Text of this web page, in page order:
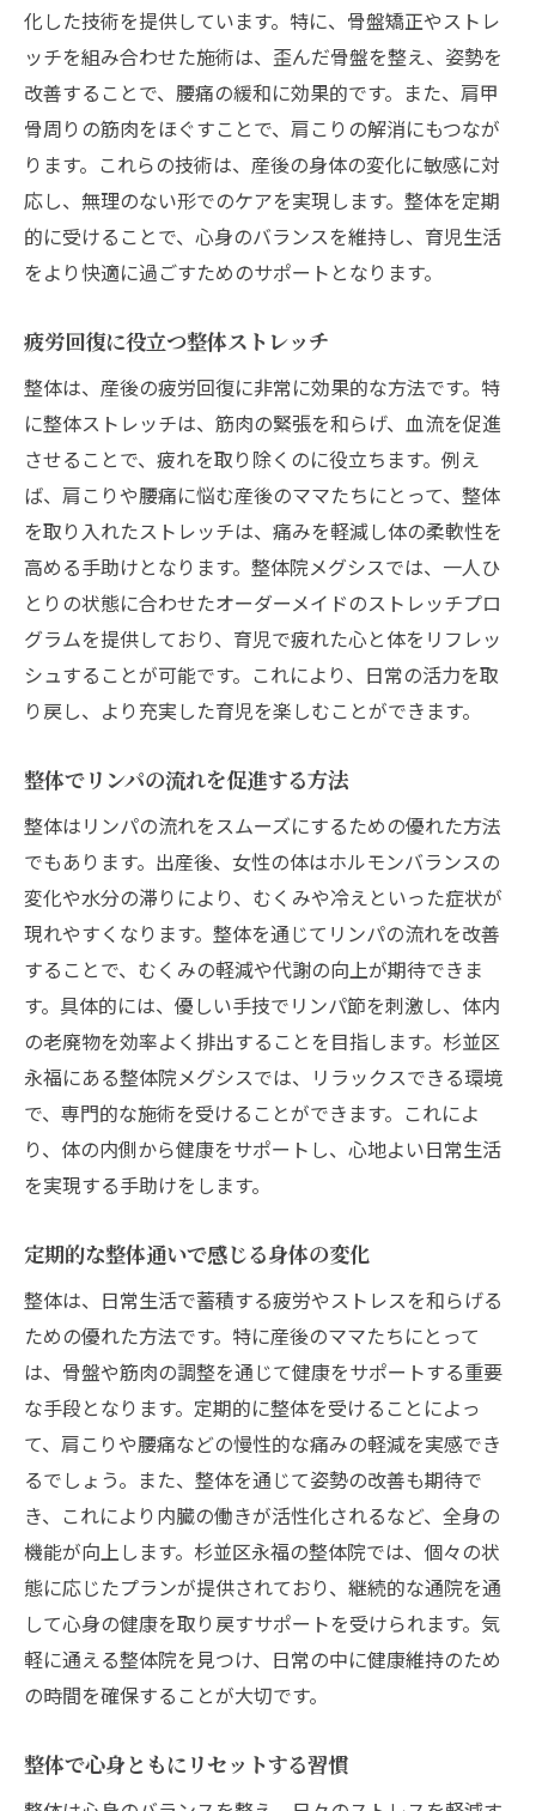
化した技術を提供しています。特に、骨盤矯正やストレ
ッチを組み合わせた施術は、歪んだ骨盤を整え、姿勢を
改善することで、腰痛の緩和に効果的です。また、肩甲
骨周りの筋肉をほぐすことで、肩こりの解消にもつなが
ります。これらの技術は、産後の身体の変化に敏感に対
応し、無理のない形でのケアを実現します。整体を定期
的に受けることで、心身のバランスを維持し、育児生活
をより快適に過ごすためのサポートとなります。
疲労回復に役立つ整体ストレッチ
整体は、産後の疲労回復に非常に効果的な方法です。特
に整体ストレッチは、筋肉の緊張を和らげ、血流を促進
させることで、疲れを取り除くのに役立ちます。例え
ば、肩こりや腰痛に悩む産後のママたちにとって、整体
を取り入れたストレッチは、痛みを軽減し体の柔軟性を
高める手助けとなります。整体院メグシスでは、一人ひ
とりの状態に合わせたオーダーメイドのストレッチプロ
グラムを提供しており、育児で疲れた心と体をリフレッ
シュすることが可能です。これにより、日常の活力を取
り戻し、より充実した育児を楽しむことができます。
整体でリンパの流れを促進する方法
整体はリンパの流れをスムーズにするための優れた方法
でもあります。出産後、女性の体はホルモンバランスの
変化や水分の滞りにより、むくみや冷えといった症状が
現れやすくなります。整体を通じてリンパの流れを改善
することで、むくみの軽減や代謝の向上が期待できま
す。具体的には、優しい手技でリンパ節を刺激し、体内
の老廃物を効率よく排出することを目指します。杉並区
永福にある整体院メグシスでは、リラックスできる環境
で、専門的な施術を受けることができます。これによ
り、体の内側から健康をサポートし、心地よい日常生活
を実現する手助けをします。
定期的な整体通いで感じる身体の変化
整体は、日常生活で蓄積する疲労やストレスを和らげる
ための優れた方法です。特に産後のママたちにとって
は、骨盤や筋肉の調整を通じて健康をサポートする重要
な手段となります。定期的に整体を受けることによっ
て、肩こりや腰痛などの慢性的な痛みの軽減を実感でき
るでしょう。また、整体を通じて姿勢の改善も期待で
き、これにより内臓の働きが活性化されるなど、全身の
機能が向上します。杉並区永福の整体院では、個々の状
態に応じたプランが提供されており、継続的な通院を通
して心身の健康を取り戻すサポートを受けられます。気
軽に通える整体院を見つけ、日常の中に健康維持のため
の時間を確保することが大切です。
整体で心身ともにリセットする習慣